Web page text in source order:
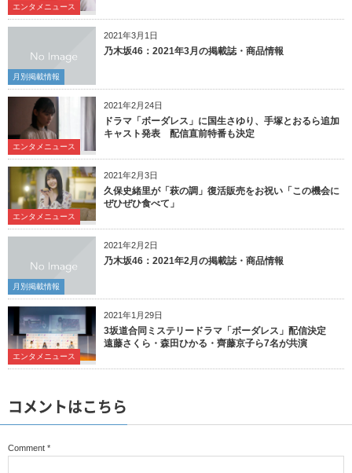
エンタメニュース
2021年3月1日
月別掲載情報
乃木坂46：2021年3月の掲載誌・商品情報
2021年2月24日
エンタメニュース
ドラマ「ボーダレス」に国生さゆり、手塚とおるら追加
キャスト発表 配信直前特番も決定
2021年2月3日
エンタメニュース
久保史緒里が「萩の調」復活販売をお祝い「この機会に
ぜひぜひ食べて」
2021年2月2日
月別掲載情報
乃木坂46：2021年2月の掲載誌・商品情報
2021年1月29日
エンタメニュース
3坂道合同ミステリードラマ「ボーダレス」配信決定
遠藤さくら・森田ひかる・齊藤京子ら7名が共演
コメントはこちら
Comment *